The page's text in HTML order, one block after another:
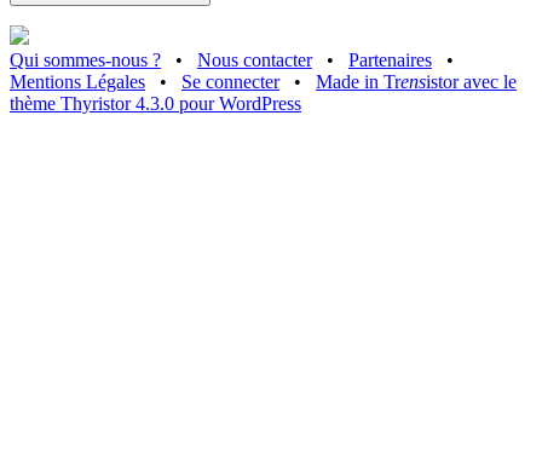
Qui sommes-nous ? • Nous contacter • Partenaires
•
Mentions Légales
• Se connecter • Made in Trensistor avec le
thème Thyristor 4.3.0 pour WordPress